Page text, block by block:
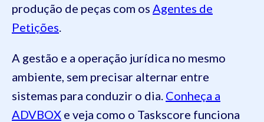
produção de peças com os Agentes de
Petições
A gestão e a operação jurídica no mesmo
ambiente, sem precisar alternar entre
sistemas para conduzir o dia. Conheça a
ADVBOX e veja como o Taskscore funciona